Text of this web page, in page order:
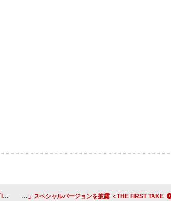
KANA-BOON、新たに歌詞を書き足した「シルエット」スペシャルバージョンを披露 ＜THE FIRST TAKE＞